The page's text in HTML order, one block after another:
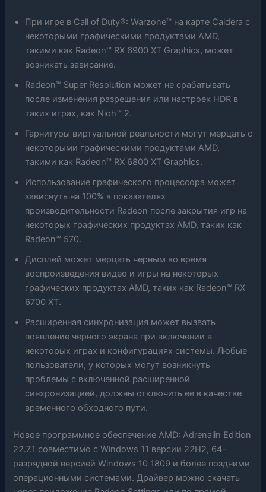
При игре в Call of Duty®: Warzone™ на карте Caldera с
некоторыми графическими продуктами AMD,
такими как Radeon™ RX 6900 XT Graphics, может
возникать зависание.
Radeon™ Super Resolution может не срабатывать
после изменения разрешения или настроек HDR в
таких играх, как Nioh™ 2.
Гарнитуры виртуальной реальности могут мерцать с
некоторыми графическими продуктами AMD,
такими как Radeon™ RX 6800 XT Graphics.
Использование графического процессора может
зависнуть на 100% в показателях
производительности Radeon после закрытия игр на
некоторых графических продуктах AMD, таких как
Radeon™ 570.
Дисплей может мерцать черным во время
воспроизведения видео и игры на некоторых
графических продуктах AMD, таких как Radeon™ RX
6700 XT.
Расширенная синхронизация может вызвать
появление черного экрана при включении в
некоторых играх и конфигурациях системы. Любые
пользователи, у которых могут возникнуть
проблемы с включенной расширенной
синхронизацией, должны отключить ее в качестве
временного обходного пути.
Новое программное обеспечение AMD: Adrenalin Edition
22.7.1 совместимо с Windows 11 версии 22H2, 64-
разрядной версией Windows 10 1809 и более поздними
операционными системами. Драйвер можно скачать